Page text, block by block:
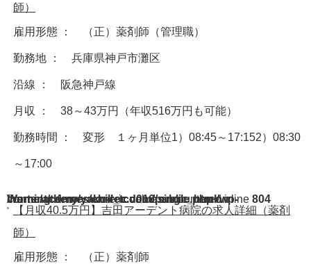
師）
雇用形態 ： （正）薬剤師（管理職）
勤務地 ： 兵庫県神戸市灘区
沿線 ： 阪急神戸線
月収 ： 38～43万円（年収516万円も可能）
勤務時間 ： 変形 １ヶ月単位1）08:45～17:152）08:30
～17:00
Warning: A non-numeric value encountered in
/home/acdmy/yaku-rec.com/public_html/wp-content/themes/chill_tcd016/single.phpon line 804
【月収40.5万円】吉田アーデント病院の求人詳細（薬剤
師）
雇用形態 ： （正）薬剤師